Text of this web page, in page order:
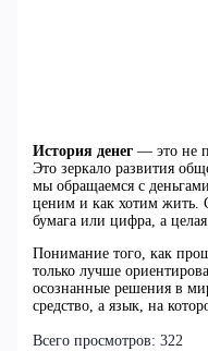
История денег— это не
Это зеркало развития
мы обращаемся с
ценим и как хотим жить.
бумага или цифра, а целая
Понимание того, как
только лучше
осознанные решения в
средство, а язык, на
Всего просмотров: 322